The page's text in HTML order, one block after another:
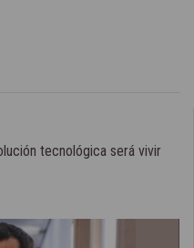
tecnológica será vivir